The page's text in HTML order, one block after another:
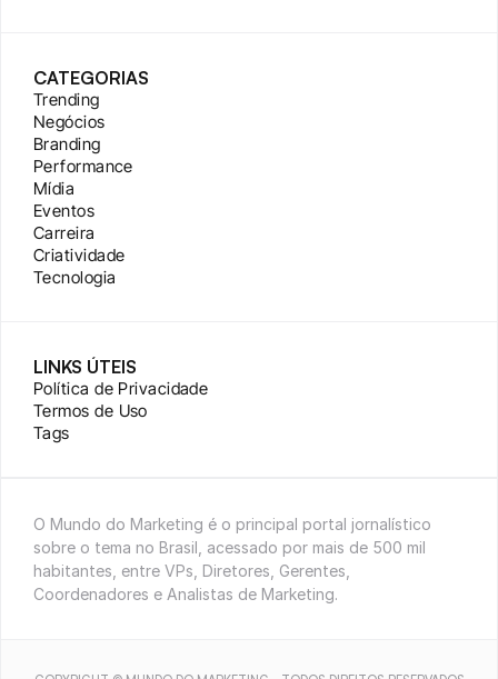
CATEGORIAS
Trending
Negócios
Branding
Performance
Mídia
Eventos
Carreira
Criatividade
Tecnologia
LINKS ÚTEIS
Política de Privacidade
Termos de Uso
Tags
O Mundo do Marketing é o principal portal jornalístico
sobre o tema no Brasil, acessado por mais de 500 mil
habitantes, entre VPs, Diretores, Gerentes,
Coordenadores e Analistas de Marketing.